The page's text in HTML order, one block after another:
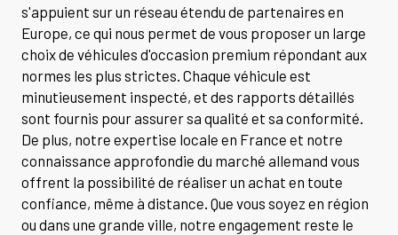
s'appuient sur un réseau étendu de partenaires en
Europe, ce qui nous permet de vous proposer un large
choix de véhicules d'occasion premium répondant aux
normes les plus strictes. Chaque véhicule est
minutieusement inspecté, et des rapports détaillés
sont fournis pour assurer sa qualité et sa conformité.
De plus, notre expertise locale en France et notre
connaissance approfondie du marché allemand vous
offrent la possibilité de réaliser un achat en toute
confiance, même à distance. Que vous soyez en région
ou dans une grande ville, notre engagement reste le